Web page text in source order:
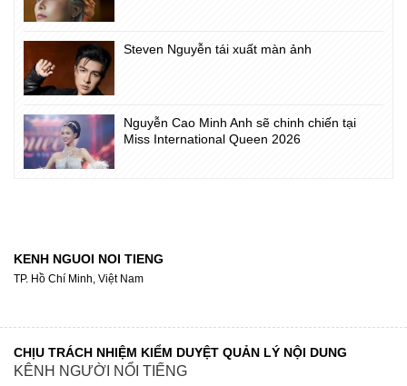
Steven Nguyễn tái xuất màn ảnh
Nguyễn Cao Minh Anh sẽ chinh chiến tại
Miss International Queen 2026
KENH NGUOI NOI TIENG
TP. Hồ Chí Minh, Việt Nam
CHỊU TRÁCH NHIỆM KIỂM DUYỆT QUẢN LÝ NỘI DUNG
KÊNH NGƯỜI NỔI TIẾNG